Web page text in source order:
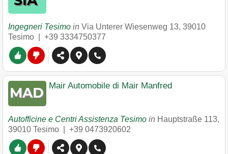
Ingegneri Tesimo in Via Unterer Wiesenweg 13, 39010
Tesimo
+39 3334750377
Mair Automobile di Mair Manfred
Autofficine e Centri Assistenza Tesimo in Hauptstraße 113,
39010 Tesimo +39 0473920602